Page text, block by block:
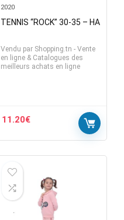
2020
TENNIS “ROCK” 30-35 – HA
Vendu parShopping.tn - Vente
en ligne & Catalogues des
meilleurs achats en ligne
11.20€